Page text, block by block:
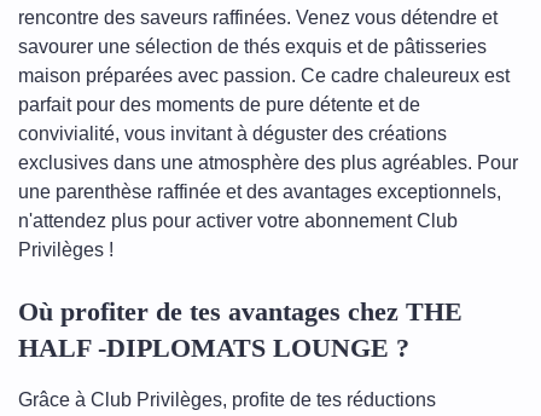
rencontre des saveurs raffinées. Venez vous détendre et
savourer une sélection de thés exquis et de pâtisseries
maison préparées avec passion. Ce cadre chaleureux est
parfait pour des moments de pure détente et de
convivialité, vous invitant à déguster des créations
exclusives dans une atmosphère des plus agréables. Pour
une parenthèse raffinée et des avantages exceptionnels,
n'attendez plus pour activer votre abonnement Club
Privilèges !
Où profiter de tes avantages chez THE
HALF -DIPLOMATS LOUNGE ?
Grâce à Club Privilèges, profite de tes réductions